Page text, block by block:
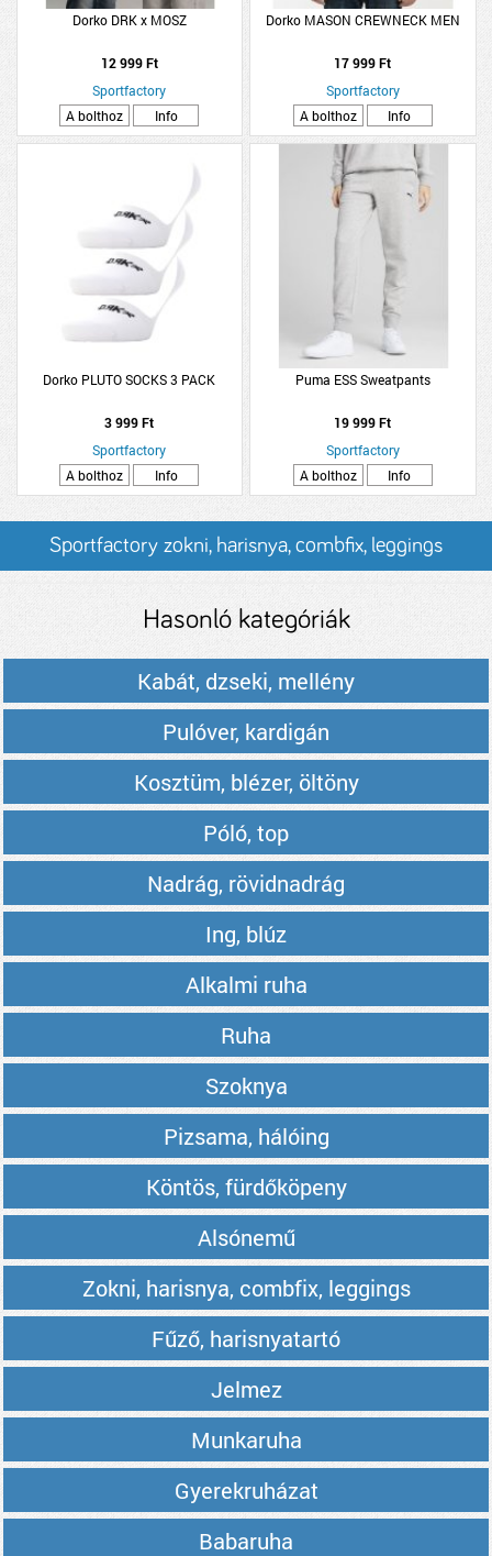
Dorko DRK x MOSZ
12 999 Ft
Sportfactory
A bolthoz
Info
Dorko MASON CREWNECK MEN
17 999 Ft
Sportfactory
A bolthoz
Info
Dorko PLUTO SOCKS 3 PACK
3 999 Ft
Sportfactory
A bolthoz
Info
Puma ESS Sweatpants
19 999 Ft
Sportfactory
A bolthoz
Info
Sportfactory zokni, harisnya, combfix, leggings
Hasonló kategóriák
Kabát, dzseki, mellény
Pulóver, kardigán
Kosztüm, blézer, öltöny
Póló, top
Nadrág, rövidnadrág
Ing, blúz
Alkalmi ruha
Ruha
Szoknya
Pizsama, hálóing
Köntös, fürdőköpeny
Alsónemű
Zokni, harisnya, combfix, leggings
Fűző, harisnyatartó
Jelmez
Munkaruha
Gyerekruházat
Babaruha